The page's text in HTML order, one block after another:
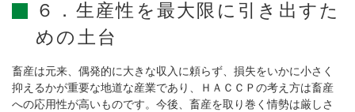
６．生産性を最大限に引き出すた
めの土台
畜産は元来、偶発的に大きな収入に頼らず、損失をいかに小さく
抑えるかが重要な地道な産業であり、ＨＡＣＣＰの考え方は畜産
への応用性が高いものです。今後、畜産を取り巻く情勢は厳しさ